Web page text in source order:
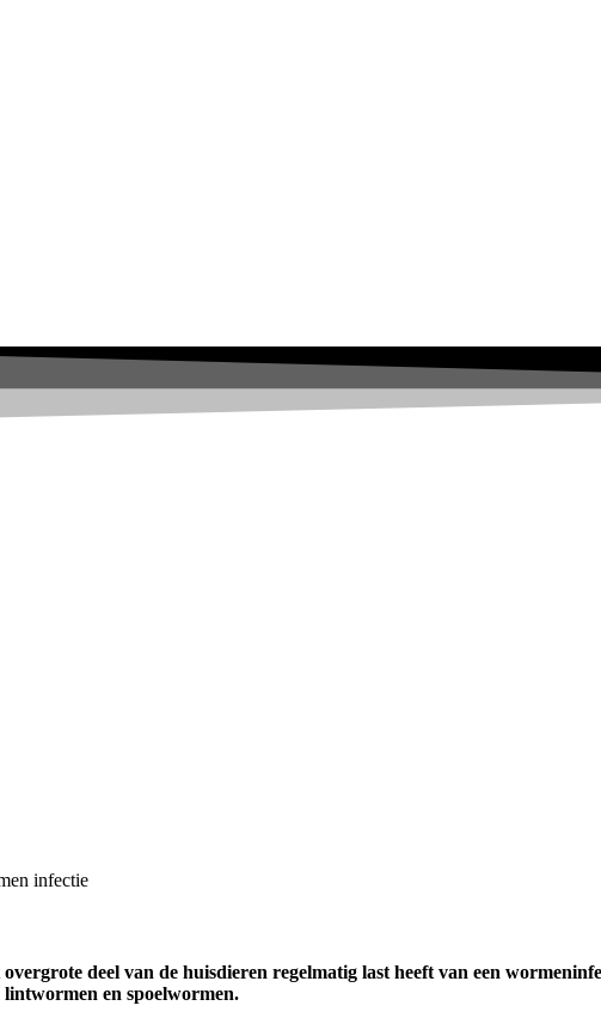
infectie
deel van de huisdieren regelmatig last heeft van een
en spoelwormen.